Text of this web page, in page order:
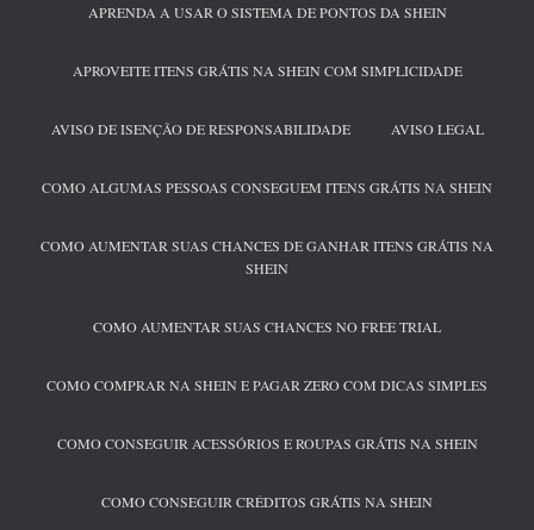
APRENDA A USAR O SISTEMA DE PONTOS DA SHEIN
APROVEITE ITENS GRÁTIS NA SHEIN COM SIMPLICIDADE
AVISO DE ISENÇÃO DE RESPONSABILIDADE AVISO LEGAL
COMO ALGUMAS PESSOAS CONSEGUEM ITENS GRÁTIS NA SHEIN
COMO AUMENTAR SUAS CHANCES DE GANHAR ITENS GRÁTIS NA
SHEIN
COMO AUMENTAR SUAS CHANCES NO FREE TRIAL
COMO COMPRAR NA SHEIN E PAGAR ZERO COM DICAS SIMPLES
COMO CONSEGUIR ACESSÓRIOS E ROUPAS GRÁTIS NA SHEIN
COMO CONSEGUIR CRÉDITOS GRÁTIS NA SHEIN